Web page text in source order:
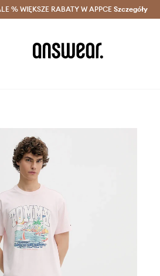
Club > Dostawa nawet w 24h >
% WIĘKSZE RABATY W APPCE Szczegóły